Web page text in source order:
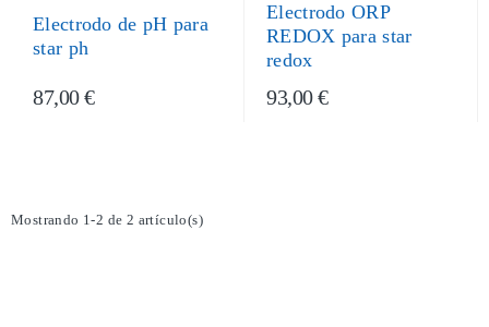
Electrodo de pH para
star ph
87,00 €
Electrodo ORP
REDOX para star
redox
93,00 €
Mostrando 1-2 de 2 artículo(s)